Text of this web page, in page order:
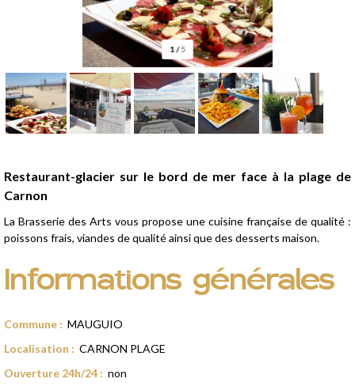
1 /5
Présentation
Restaurant-glacier sur le bord de mer face à la plage de
Carnon
La Brasserie des Arts vous propose une cuisine française de qualité :
poissons frais, viandes de qualité ainsi que des desserts maison.
Informations générales
Commune : MAUGUIO
Localisation : CARNON PLAGE
Ouverture 24h/24 : non